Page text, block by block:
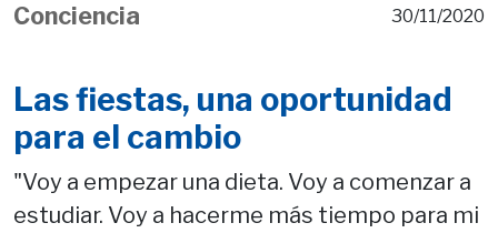
Conciencia 30/11/2020
Las fiestas, una oportunidad
para el cambio
"Voy a empezar una dieta. Voy a comenzar a
estudiar. Voy a hacerme más tiempo para mi